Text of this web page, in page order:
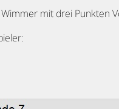
mit drei Punkten